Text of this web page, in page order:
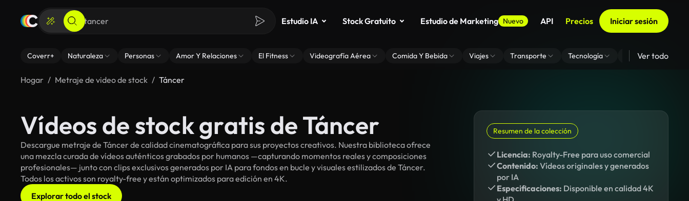
Estudio IA Stock Gratuito Estudio de Marketing Nuevo API Precios Iniciar sesión
Coverr+ Naturaleza Personas Amor Y Relaciones El Fitness Videografía Aérea Comida Y Bebida Viajes Transporte Tecnología Zoom De Fondo
Ver todo
Hogar Metraje de video de stock Táncer
Vídeos de stock gratis de Táncer
Descargue metraje de Táncer de calidad cinematográfica para sus proyectos creativos. Nuestra biblioteca ofrece
una mezcla curada de vídeos auténticos grabados por humanos —capturando momentos reales y composiciones
profesionales— junto con clips exclusivos generados por IA para fondos en bucle y visuales estilizados de Táncer.
Todos los activos son royalty-free y están optimizados para edición en 4K.
Explorar todo el stock
Resumen de la colección
Licencia: Royalty-Free para uso comercial
Contenido: Vídeos originales y generados
por IA
Especificaciones: Disponible en calidad 4K